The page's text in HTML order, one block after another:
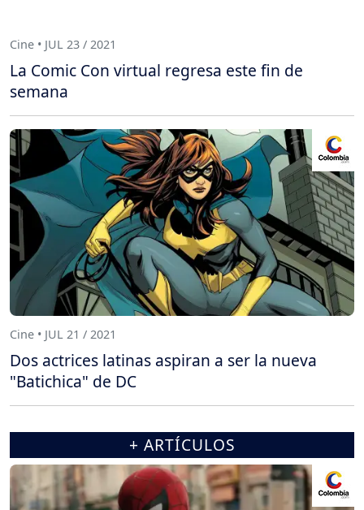
Cine • JUL 23 / 2021
La Comic Con virtual regresa este fin de
semana
Cine • JUL 21 / 2021
Dos actrices latinas aspiran a ser la nueva
"Batichica" de DC
+ ARTÍCULOS